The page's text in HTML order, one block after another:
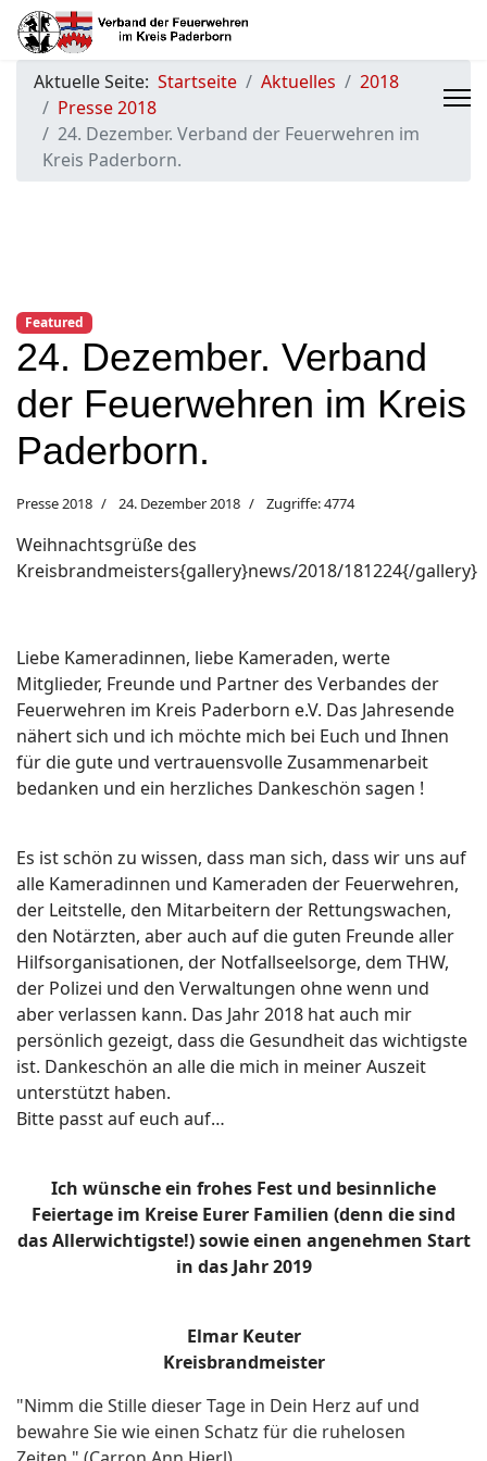
Aktuelle Seite: Startseite Aktuelles
2018
Presse 2018
24. Dezember. Verband der Feuerwehren im
Kreis Paderborn.
Featured
24. Dezember. Verband
der Feuerwehren im Kreis
Paderborn.
Presse 2018 24. Dezember 2018 Zugriffe: 4774
Weihnachtsgrüße des
Kreisbrandmeisters{gallery}news/2018/181224{/gallery}
Liebe Kameradinnen, liebe Kameraden, werte
Mitglieder, Freunde und Partner des Verbandes der
Feuerwehren im Kreis Paderborn e.V. Das Jahresende
nähert sich und ich möchte mich bei Euch und Ihnen
für die gute und vertrauensvolle Zusammenarbeit
bedanken und ein herzliches Dankeschön sagen !
Es ist schön zu wissen, dass man sich, dass wir uns auf
alle Kameradinnen und Kameraden der Feuerwehren,
der Leitstelle, den Mitarbeitern der Rettungswachen,
den Notärzten, aber auch auf die guten Freunde aller
Hilfsorganisationen, der Notfallseelsorge, dem THW,
der Polizei und den Verwaltungen ohne wenn und
aber verlassen kann. Das Jahr 2018 hat auch mir
persönlich gezeigt, dass die Gesundheit das wichtigste
ist. Dankeschön an alle die mich in meiner Auszeit
unterstützt haben.
Bitte passt auf euch auf…
Ich wünsche ein frohes Fest und besinnliche
Feiertage im Kreise Eurer Familien (denn die sind
das Allerwichtigste!) sowie einen angenehmen Start
in das Jahr 2019
Elmar Keuter
Kreisbrandmeister
"Nimm die Stille dieser Tage in Dein Herz auf und
bewahre Sie wie einen Schatz für die ruhelosen